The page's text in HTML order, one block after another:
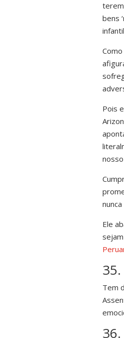
bens
Pois
Ele
Tem